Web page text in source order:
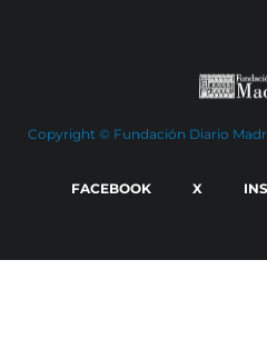
Copyright © Fundación Diario
FACEBOOK X